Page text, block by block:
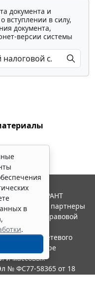
документа и
вступлении в силу,
документа,
версии системы
в
.
Система ГАРАНТ
"Гарант" и ее партнеры
ассоциации правовой
качестве сетевого
в сфере
и массовых
№ ФС77-58365 от 18